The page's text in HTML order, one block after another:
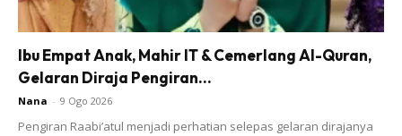
Ibu Empat Anak, Mahir IT & Cemerlang Al-Quran,
Gelaran Diraja Pengiran...
Nana - 9 Ogo 2026
Pengiran Raabi’atul menjadi perhatian selepas gelaran dirajanya